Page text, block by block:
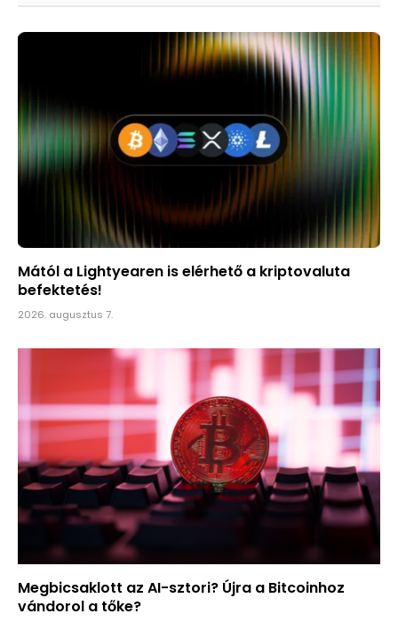
Mától a Lightyearen is elérhető a kriptovaluta
befektetés!
2026. augusztus 7.
Megbicsaklott az AI-sztori? Újra a Bitcoinhoz
vándorol a tőke?